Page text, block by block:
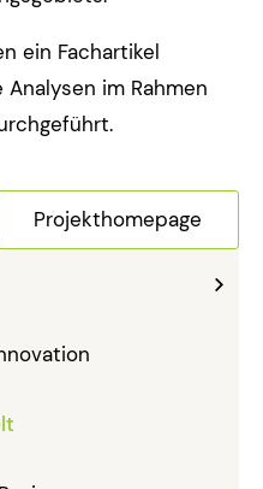
ein Fachartikel
im Rahmen
Projekthomepage